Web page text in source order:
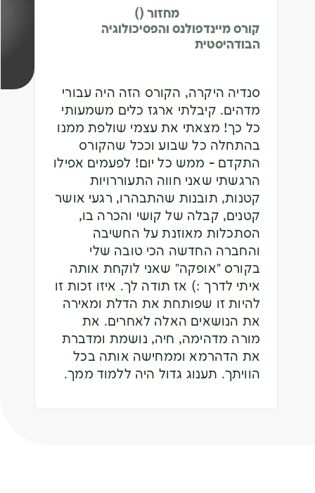
מחזור ()
קורס מיינדפולנס והפסיכולוגיה
הבודהיסטית
סנדיה היקרה, הקורס הזה היה עבורי
מדהים. קיבלתי ארגז כלים משמעותי
כל כך! מצאתי את עצמי שולפת ממנו
בהתחלה כל שבוע וככל שהקורס
התקדם - ממש כל יום! לפעמים אפילו
הרגשתי שאני חווה התעוררויות
קטנות, תובנות שהתבהרו, רגעי אושר
קטנים, קבלה של קושי והכרה בו,
הסתכלות מאוזנת על החשיבה
והחברה החדשה הכי טובה שלי
בקורס "אופקה" שאני לוקחת אותה
איתי לדרך :) אז תודה לך. איזו זכות זו
להיות זו שפותחת את הדלת ומאירה
את הנושאים האלה לאחרים. את
מורה מדהימה, חיה, נושמת ומדברת
את הדהרמא וממחישה אותה בכל
הוויתך. תענוג גדול היה ללמוד ממך.